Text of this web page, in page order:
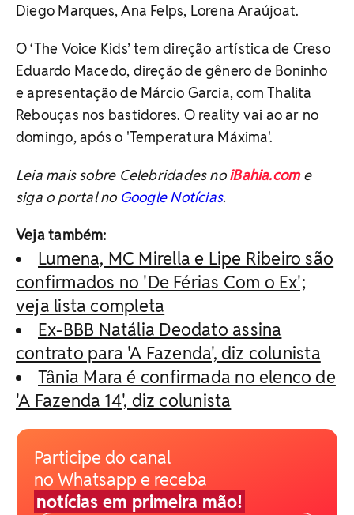
Diego Marques, Ana Felps, Lorena Araújoat.
O ‘The Voice Kids’ tem direção artística de Creso
Eduardo Macedo, direção de gênero de Boninho
e apresentação de Márcio Garcia, com Thalita
Rebouças nos bastidores. O reality vai ao ar no
domingo, após o 'Temperatura Máxima'.
Leia mais sobreCelebridadesno iBahia.come
siga o portal no Google Notícias.
Veja também:
Lumena, MC Mirella e Lipe Ribeiro são
confirmados no 'De Férias Com o Ex';
veja lista completa
Ex-BBB Natália Deodato assina
contrato para 'A Fazenda', diz colunista
Tânia Mara é confirmada no elenco de
'A Fazenda 14', diz colunista
Participe do canal
no Whatsapp e receba
notícias em primeira mão!